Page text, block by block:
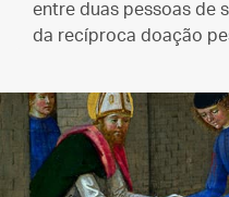
entre duas pessoas de
da recíproca doação